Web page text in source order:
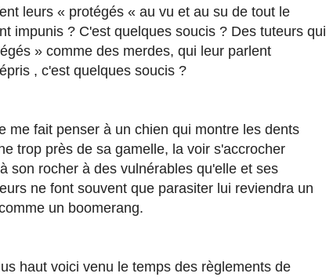
leurs « protégés « au vu et au su de tout le
impunis ? C'est quelques soucis ? Des tuteurs qui
» comme des merdes, qui leur parlent
, c'est quelques soucis ?
me fait penser à un chien qui montre les dents
trop près de sa gamelle, la voir s'accrocher
son rocher à des vulnérables qu'elle et ses
ne font souvent que parasiter lui reviendra un
un boomerang.
haut voici venu le temps des règlements de